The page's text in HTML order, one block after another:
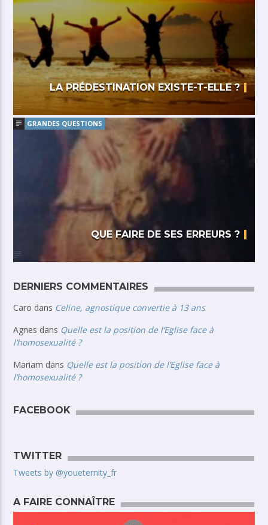
LA PRÉDESTINATION EXISTE-T-ELLE ?
GRANDES QUESTIONS
QUE FAIRE DE SES ERREURS ?
DERNIERS COMMENTAIRES
Caro dans Celine, agnostique convertie à 13 ans
Agnes dans Quelle est la position de l’Eglise face à
l’homosexualité ?
Mariam dans Quelle est la position de l’Eglise face à
l’homosexualité ?
FACEBOOK
TWITTER
Tweets by @youeternity_fr
A FAIRE CONNAÎTRE